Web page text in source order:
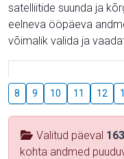
satelliitide suunda ja
eelneva ööpäeva
võimalik valida ja
8 9 10 11 12
Valitud päeval 163
kohta andmed